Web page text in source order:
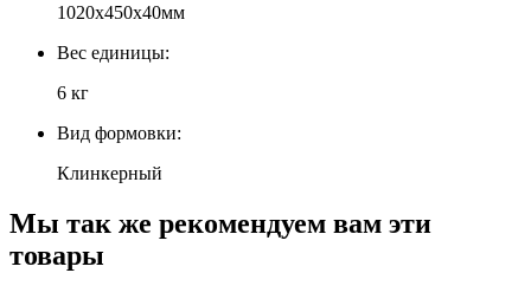
1020х450х40мм
Вес единицы:
6 кг
Вид формовки:
Клинкерный
Мы так же рекомендуем вам эти
товары